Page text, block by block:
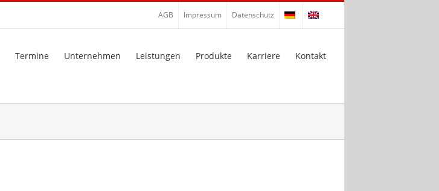
AGB Impressum Datenschutz
Termine Unternehmen Leistungen Produkte Karriere Kontakt